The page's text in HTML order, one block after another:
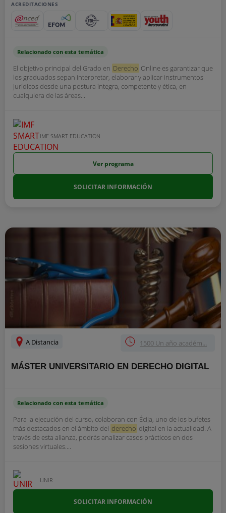
ACREDITACIONES
Relacionado con esta temática
El objetivo principal del Grado en Derecho Online es garantizar que
los graduados sepan interpretar, elaborar y aplicar instrumentos
jurídicos desde una postura íntegra, competente y ética, en
cualquiera de las áreas...
IMF SMART EDUCATION
Ver programa
SOLICITAR INFORMACIÓN
A Distancia 1500 Un año académ...
MÁSTER UNIVERSITARIO EN DERECHO DIGITAL
Relacionado con esta temática
Para la ejecución del curso, colaboran con Écija, uno de los bufetes
más destacados en el ámbito del derecho digital en la actualidad. A
través de esta alianza, podrás analizar casos prácticos en dos
sesiones virtuales....
UNIR
SOLICITAR INFORMACIÓN